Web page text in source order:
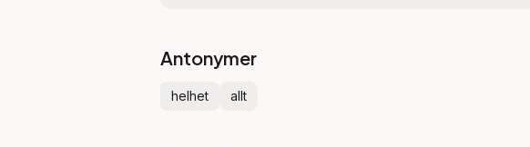
Antonymer
helhet allt